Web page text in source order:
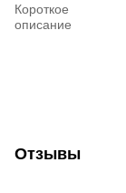
Короткое
описание
Отзывы